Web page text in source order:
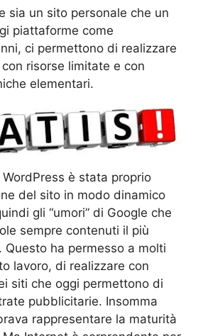
sia un sito personale che un
piattaforme come
ci permettono di realizzare
risorse limitate e con
elementari.
è stata proprio
del sito in modo dinamico
gli “umori” di Google che
sempre contenuti il più
Questo ha permesso a molti
lavoro, di realizzare con
siti che oggi permettono di
pubblicitarie. Insomma
rappresentare la maturità